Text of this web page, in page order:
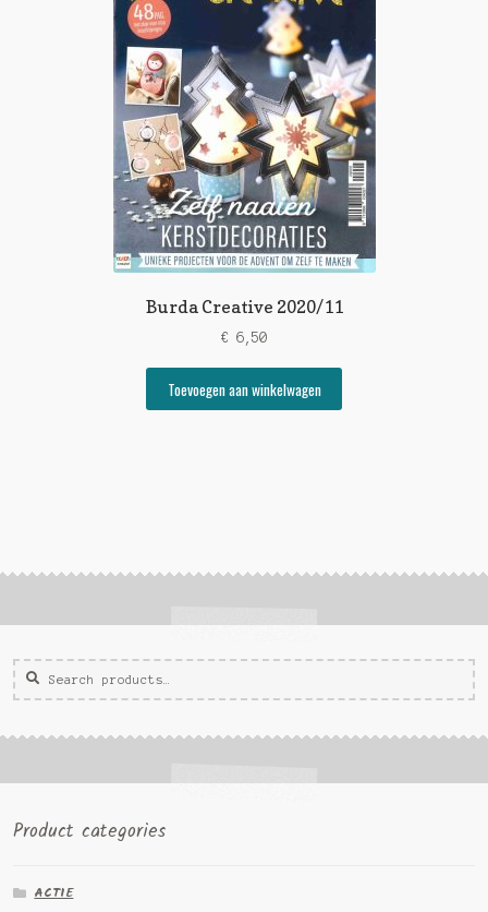
Burda Creative 2020/11
€ 6,50
Toevoegen aan winkelwagen
Zoeken
voor:
Zoek
Product categories
ACTIE